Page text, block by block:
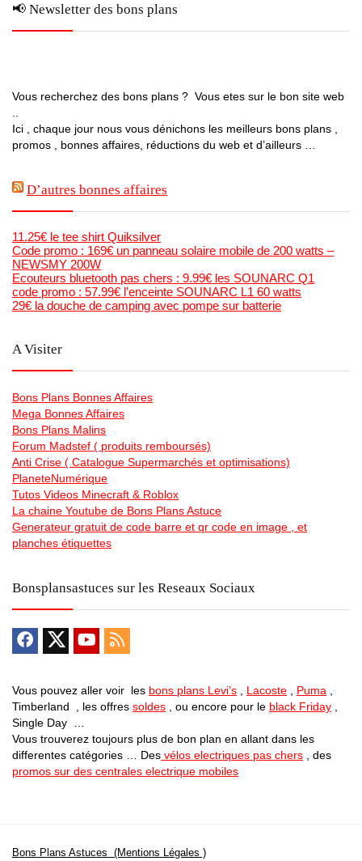
📢 Newsletter des bons plans
Vous recherchez des bons plans ? Vous etes sur le bon site web
Ici , chaque jour nous vous dénichons les meilleurs bons plans ,
promos , bonnes affaires, réductions du web et d’ailleurs …
D’autres bonnes affaires
11.25€ le tee shirt Quiksilver
Code promo : 169€ un panneau solaire mobile de 200 watts –
NEWSMY 200W
Ecouteurs bluetooth pas chers : 9.99€ les SOUNARC Q1
code promo : 57.99€ l’enceinte SOUNARC L1 60 watts
29€ la douche de camping avec pompe sur batterie
A Visiter
Bons Plans Bonnes Affaires
Mega Bonnes Affaires
Bons Plans Malins
Forum Madstef ( produits remboursés)
Anti Crise ( Catalogue Supermarchés et optimisations)
PlaneteNumérique
Tutos Videos Minecraft & Roblox
La chaine Youtube de Bons Plans Astuce
Generateur gratuit de code barre et qr code en image , et
planches étiquettes
Bonsplansastuces sur les Reseaux Sociaux
Vous pouvez aller voir les bons plans Levi’s Lacoste Puma
Timberland , les offres soldes , ou encore pour le black Friday
Single Day …
Vous trouverez toujours plus de bon plan en allant dans les
differentes catégories … Des vélos electriques pas chers , des
promos sur des centrales electrique mobiles
Bons Plans Astuces (Mentions Légales )